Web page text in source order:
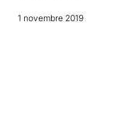
1 novembre 2019